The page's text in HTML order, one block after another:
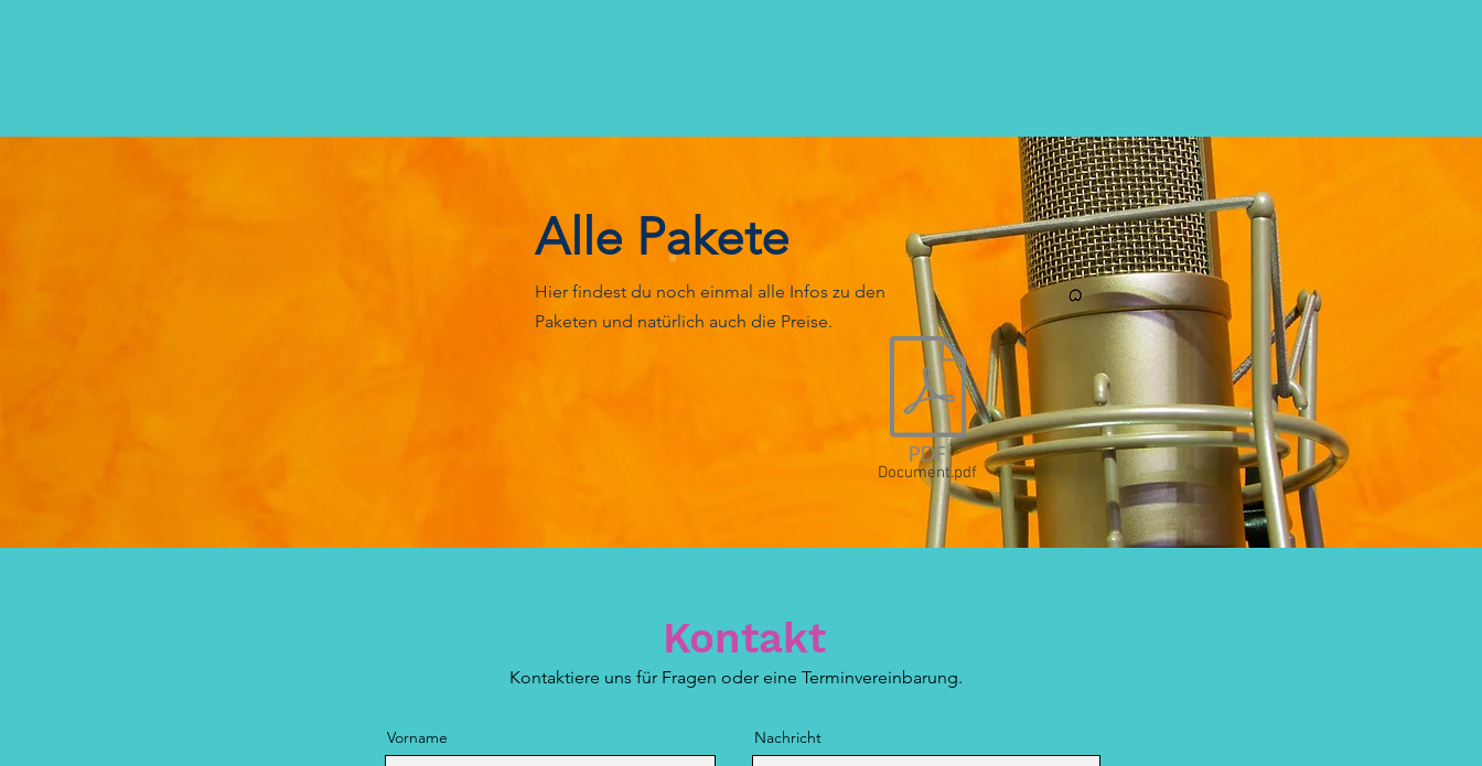
Alle Pakete
Hier findest du noch einmal alle Infos zu den
Paketen und natürlich auch die Preise.
Document.pdf
Kontakt
Kontaktiere uns für Fragen oder eine Terminvereinbarung.
Vorname Nachricht